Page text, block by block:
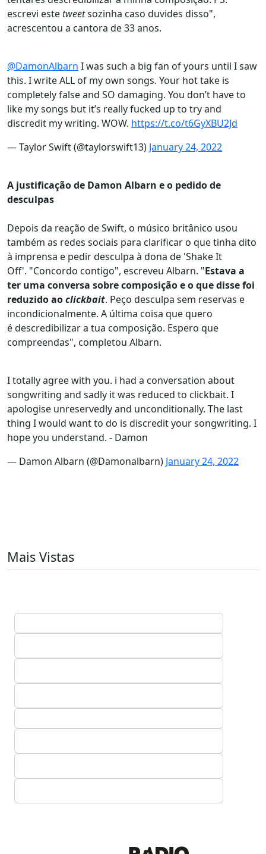
escrevi estetweetsozinha caso duvides disso",
acrescentou a cantora de 33 anos.
@DamonAlbarn I was such a big fan of yours until I saw
this. I write ALL of my own songs. Your hot take is
completely false and SO damaging. You don’t have to
like my songs but it’s really fucked up to try and
discredit my writing. WOW. https://t.co/t6GyXBU2Jd
— Taylor Swift (@taylorswift13) January 24, 2022
A justificação de Damon Albarn e o pedido de
desculpas
Depois da reação de Swift, o músico britânico usou
também as redes sociais para clarificar o que tinha dito
à imprensa e pedir desculpa à dona de 'Shake It
Off'. "Concordo contigo", escreveu Albarn. "Estava a
ter uma conversa sobre composição e o que disse foi
reduzido aoclickbait. Peço desculpa sem reservas e
incondicionalmente. A última coisa que quero
é descredibilizar a tua composição. Espero que
compreendas", completou Albarn.
I totally agree with you. i had a conversation about
songwriting and sadly it was reduced to clickbait. I
apologise unreservedly and unconditionally. The last
thing I would want to do is discredit your songwriting. I
hope you understand. - Damon
— Damon Albarn (@Damonalbarn) January 24, 2022
Mais Vistas